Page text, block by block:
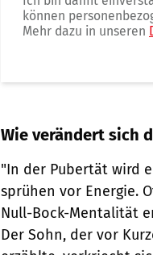
können
Mehr dazu in unseren
Wie verändert sich
"In der Pubertät wird
sprühen vor Energie.
Null-Bock-Mentalität
Der Sohn, der vor